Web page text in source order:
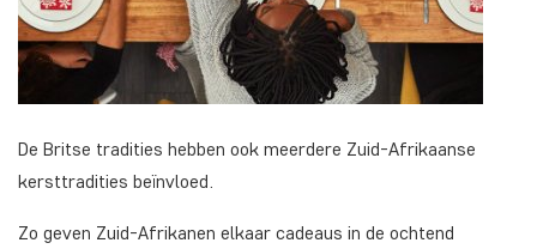
De Britse tradities hebben ook meerdere Zuid-Afrikaanse
kersttradities beïnvloed.
Zo geven Zuid-Afrikanen elkaar cadeaus in de ochtend